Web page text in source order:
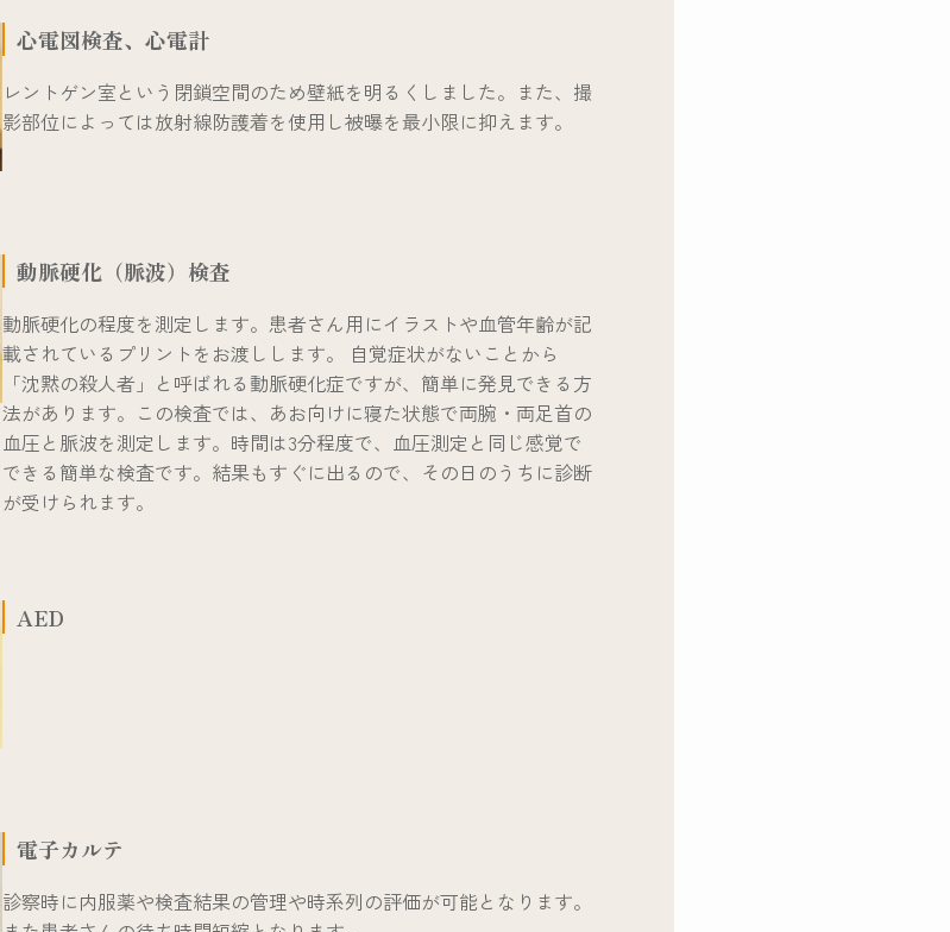
心電図検査、心電計
レントゲン室という閉鎖空間のため壁紙を明るくしました。また、撮
影部位によっては放射線防護着を使用し被曝を最小限に抑えます。
動脈硬化（脈波）検査
動脈硬化の程度を測定します。患者さん用にイラストや血管年齢が記
載されているプリントをお渡しします。 自覚症状がないことから
「沈黙の殺人者」と呼ばれる動脈硬化症ですが、簡単に発見できる方
法があります。この検査では、あお向けに寝た状態で両腕・両足首の
血圧と脈波を測定します。時間は3分程度で、血圧測定と同じ感覚で
できる簡単な検査です。結果もすぐに出るので、その日のうちに診断
が受けられます。
AED
電子カルテ
診察時に内服薬や検査結果の管理や時系列の評価が可能となります。